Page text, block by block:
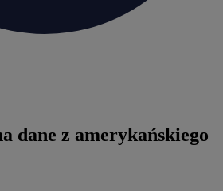
dane z amerykańskiego